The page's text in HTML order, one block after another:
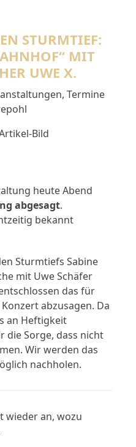
STURMTIEF:
MIT
UWE X.
, Termine
heute Abend
abgesagt.
bekannt
Sturmtiefs Sabine
mit Uwe Schäfer
das für
abzusagen. Da
an Heftigkeit
die Sorge, dass nicht
Wir werden das
nachholen.
wieder an, wozu